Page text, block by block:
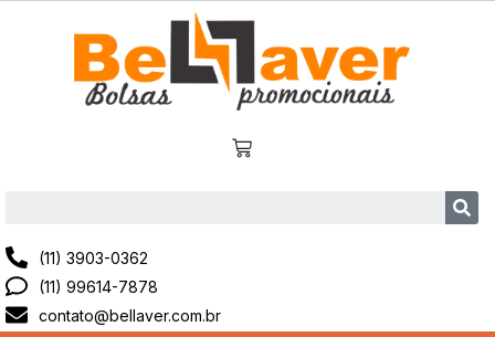
(11) 3903-0362
(11) 99614-7878
contato@bellaver.com.br